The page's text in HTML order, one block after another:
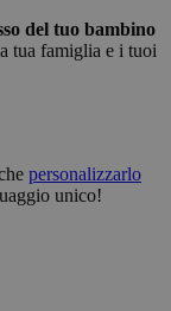
del tuo bambino
tua famiglia e i tuoi
personalizzarlo
unico!